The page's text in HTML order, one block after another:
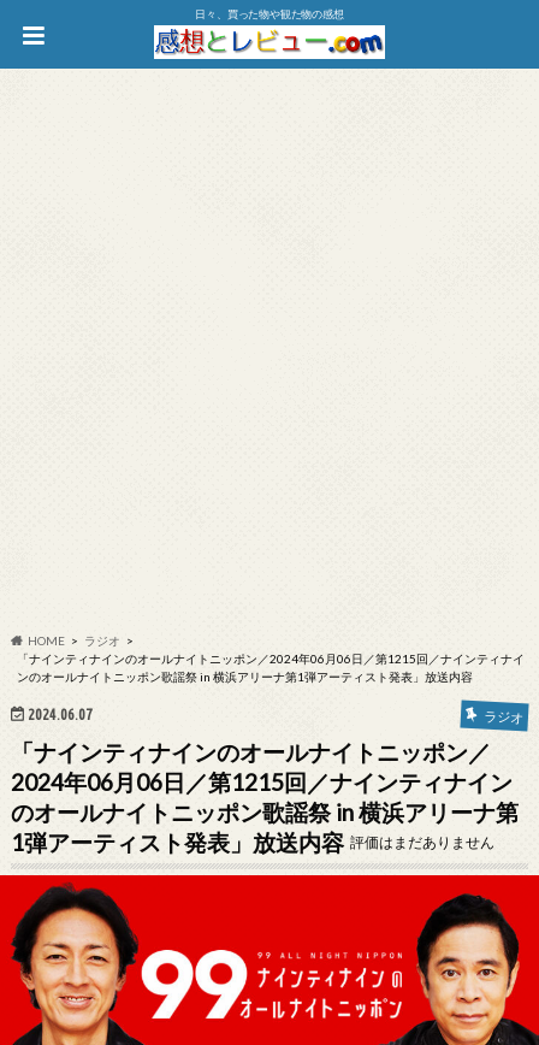
日々、買った物や観た物の感想
HOME
ラジオ
「ナインティナインのオールナイトニッポン／2024年06月06日／第1215回／ナインティナイ
ンのオールナイトニッポン歌謡祭 in 横浜アリーナ第1弾アーティスト発表」放送内容
2024.06.07 ラジオ
「ナインティナインのオールナイトニッポン／
2024年06月06日／第1215回／ナインティナイン
のオールナイトニッポン歌謡祭 in 横浜アリーナ第
1弾アーティスト発表」放送内容 評価はまだありません